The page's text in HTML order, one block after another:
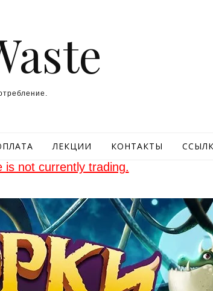
ЛЕКЦИИ КОНТАКТЫ
is not currently trading.